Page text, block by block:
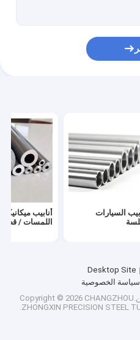
السيارات
أنابيب
اللمسات /
Desktop Site
سياسة الخصوصية
مصنع الصين.Copyright © 2026 CHANGZHOU
ZHONGXIN PRECISION STEEL